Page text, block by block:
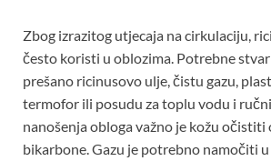
Zbog izrazitog utjecaja na cirkulaciju,
često koristi u oblozima. Potrebne
prešano ricinusovo ulje, čistu gazu,
termofor ili posudu za toplu vodu i
nanošenja obloga važno je kožu
bikarbone. Gazu je potrebno namočiti